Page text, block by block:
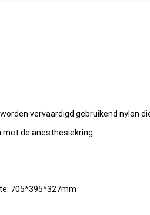
vervaardigd gebruikend nylon
de anesthesiekring.
705*395*327mm